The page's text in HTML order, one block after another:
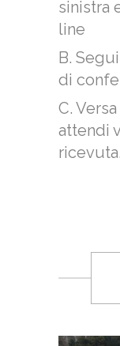
sinistra
line
B.
di
C.
attendi
ricevuta.